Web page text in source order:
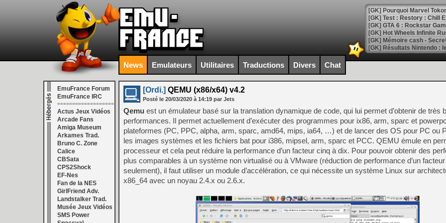
[GK] Pourquoi Marvel
[GK] Test : Restory : Chill
[GK] GTA 6 : Rockstar
[GK] Hot Wheels Infinite
[GK] Mémoire cash -
[GK] Résultats Nintendo :
[GK] Déjà des
[Mo5] Brickboy cherche à
[GK] Minecraft et ses «
[GK] Beast of
[GK] Ubisoft : fin de partie
[GK] Mémoire cash -
[GK] Dan Houser (GTA)
[GK] Comment EA Sports
[GK] Crimson Moon : un
[GK] Isle of Reveries : le
[GK] Moonlighter 2 : The
[GK] Capcom relance
[Mo5] Deux inédits du
[GK] Le beat'em up The
[GK] Endless Legend 2 :
News Emulateurs Utilitaires Traductions Divers Chat
EmuFrance Forum
EmuFrance IRC
===================
Actus Jeux Vidéos
Arcade Fans
Amiga Museum
Arkames Trad.
Bruno C. Zone
Calice
CBSata
CPS2Shock
EF-Nes
Fan de la NES
GirlFriend Adv.
Landstalker Trad.
Musée Jeux Vidéos
SMS Power
[Ordi.] QEMU (x86/x64) v4.2
Posté le 20/03/2020 à 14:19 par Jets
Qemu est un émulateur basé sur la translation dynamique de code, qui lui permet d’obtenir de très
performances. Il permet actuellement d’exécuter des programmes pour ix86, arm, sparc et
plateformes (PC, PPC, alpha, arm, sparc, amd64, mips, ia64, …) et de lancer des OS pour PC ou
les images systèmes et les fichiers bat pour i386, mipsel, arm, sparc et PCC. QEMU émule en
processeur et cela peut réduire la performance d’un facteur cinq à dix. Pour pouvoir obtenir des
plus comparables à un système non virtualisé ou à VMware (réduction de performance d’un
seulement), il faut utiliser un module d’accélération, ce qui nécessite un système Linux sur
x86_64 avec un noyau 2.4.x ou 2.6.x.